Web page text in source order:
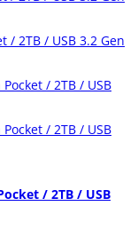
/ 2TB / USB